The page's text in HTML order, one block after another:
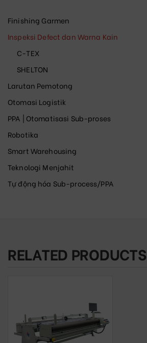
Finishing Garmen
Inspeksi Defect dan Warna Kain
C-TEX
SHELTON
Larutan Pemotong
Otomasi Logistik
PPA | Otomatisasi Sub-proses
Robotika
Smart Warehousing
Teknologi Menjahit
Tự động hóa Sub-process/PPA
RELATED PRODUCTS